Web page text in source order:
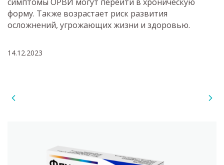
форму. Также возрастает риск развития
осложнений, угрожающих жизни и здоровью.
14.12.2023